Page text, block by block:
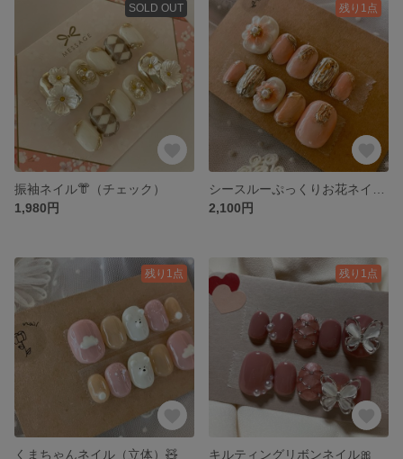
SOLD OUT
振袖ネイル👘（チェック）
1,980円
残り1点
2,100円
残り1点
くまちゃんネイル（立体）🧸
残り1点
キルティングリボンネイル🎀